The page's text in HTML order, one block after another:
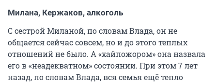
Милана, Кержаков, алкоголь
С сестрой Миланой, по словам Влада, он не
общается сейчас совсем, но и до этого теплых
отношений не было. А «хайпожором» она назвала
его в «неадекватном» состоянии. При этом 7 лет
назад, по словам Влада, вся семья ещё тепло